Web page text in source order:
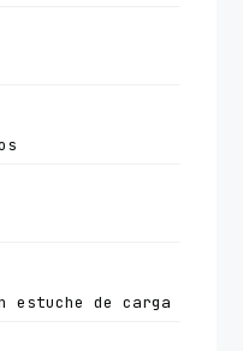
estuche de carga